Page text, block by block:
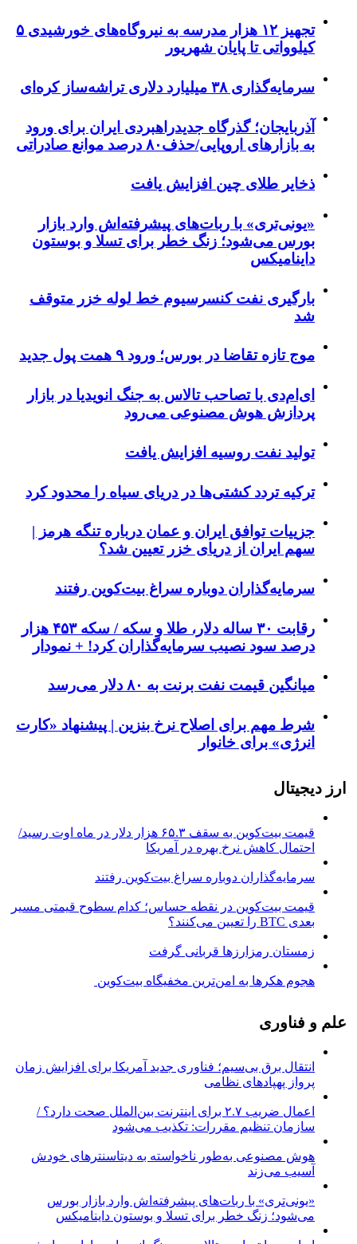
تجهیز ۱۲ هزار مدرسه به نیروگاه‌های خورشیدی ۵
کیلوواتی تا پایان شهریور
سرمایه‌گذاری ۳۸ میلیارد دلاری تراشه‌ساز کره‌ای
آذربایجان؛ گذرگاه جدیدراهبردی ایران برای ورود
به بازارهای اروپایی/حذف۸۰ درصد موانع صادراتی
ذخایر طلای چین افزایش یافت
«یونی‌تری» با ربات‌های پیشرفته‌اش وارد بازار
بورس می‌شود؛ زنگ خطر برای تسلا و بوستون
داینامیکس
بارگیری نفت کنسرسیوم خط لوله خزر متوقف
شد
موج تازه تقاضا در بورس؛ ورود ۹ همت پول جدید
ای‌ام‌دی با تصاحب تالاس به جنگ انویدیا در بازار
پردازش هوش مصنوعی می‌رود
تولید نفت روسیه افزایش یافت
ترکیه تردد کشتی‌ها در دریای سیاه را محدود کرد
جزییات توافق ایران و عمان درباره تنگه هرمز |
سهم ایران از دریای خزر تعیین شد؟
سرمایه‌گذاران دوباره سراغ بیت‌کوین رفتند
رقابت ۳۰ ساله دلار، طلا و سکه / سکه ۴۵۳ هزار
درصد سود نصیب سرمایه‌گذاران کرد! + نمودار
میانگین قیمت نفت برنت به ۸۰ دلار می‌رسد
شرط مهم برای اصلاح نرخ بنزین | پیشنهاد «کارت
انرژی» برای خانوار
ارز دیجیتال
قیمت بیت‌کوین به سقف ۶۵.۳ هزار دلار در ماه اوت رسید/
احتمال کاهش نرخ بهره در آمریکا
سرمایه‌گذاران دوباره سراغ بیت‌کوین رفتند
قیمت بیت‌کوین در نقطه حساس؛ کدام سطوح قیمتی مسیر
بعدی BTC را تعیین می‌کنند؟
زمستان رمزارزها قربانی گرفت
هجوم هکرها به امن‌ترین مخفیگاه بیت‌کوین
علم و فناوری
انتقال برق بی‌سیم؛ فناوری جدید آمریکا برای افزایش زمان
پرواز پهپادهای نظامی
اعمال ضریب ۲.۷ برای اینترنت بین‌الملل صحت دارد؟ /
سازمان تنظیم مقررات: تکذیب می‌شود
هوش مصنوعی به‌طور ناخواسته به دیتاسنترهای خودش
آسیب می‌زند
«یونی‌تری» با ربات‌های پیشرفته‌اش وارد بازار بورس
می‌شود؛ زنگ خطر برای تسلا و بوستون داینامیکس